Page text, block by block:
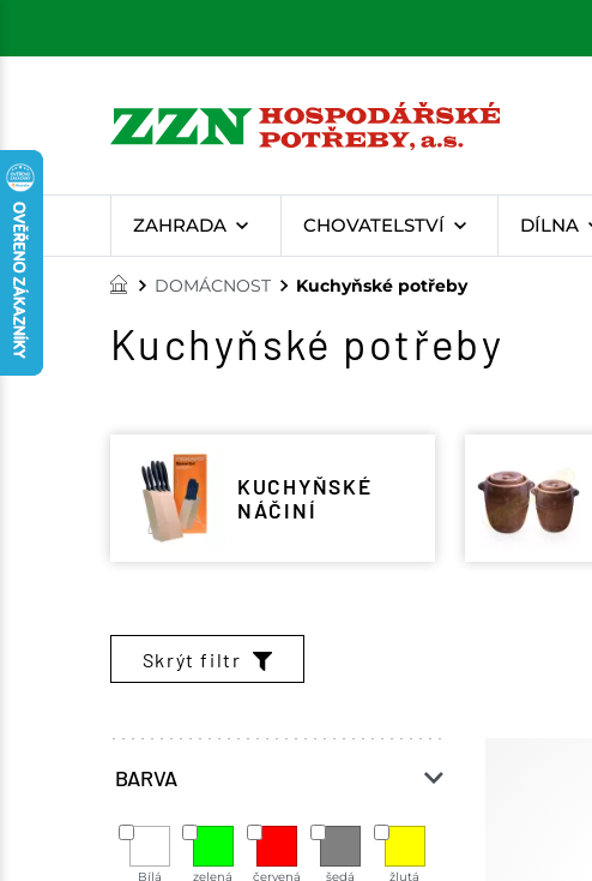
ZAHRADA CHOVATELSTVÍ DÍLNA
DOMÁCNOST Kuchyňské potřeby
Kuchyňské potřeby
KUCHYŇSKÉ
NÁČINÍ
Skrýt filtr
BARVA
Bílá
zelená
červená
šedá
žlutá